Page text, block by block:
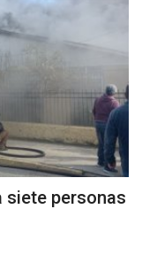
siete personas